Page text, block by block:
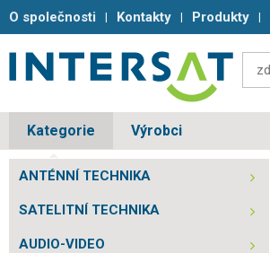
O společnosti Kontakty Produkty
Kategorie Výrobci
ANTÉNNÍ TECHNIKA
SATELITNÍ TECHNIKA
AUDIO-VIDEO